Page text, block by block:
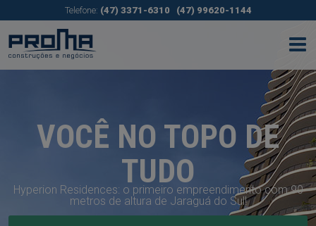
Telefone: (47) 3371-6310 (47) 99620-1144
VOCÊ NO TOPO DE
TUDO
Hyperion Residences: o primeiro empreendimento com 90
metros de altura de Jaraguá do Sul!